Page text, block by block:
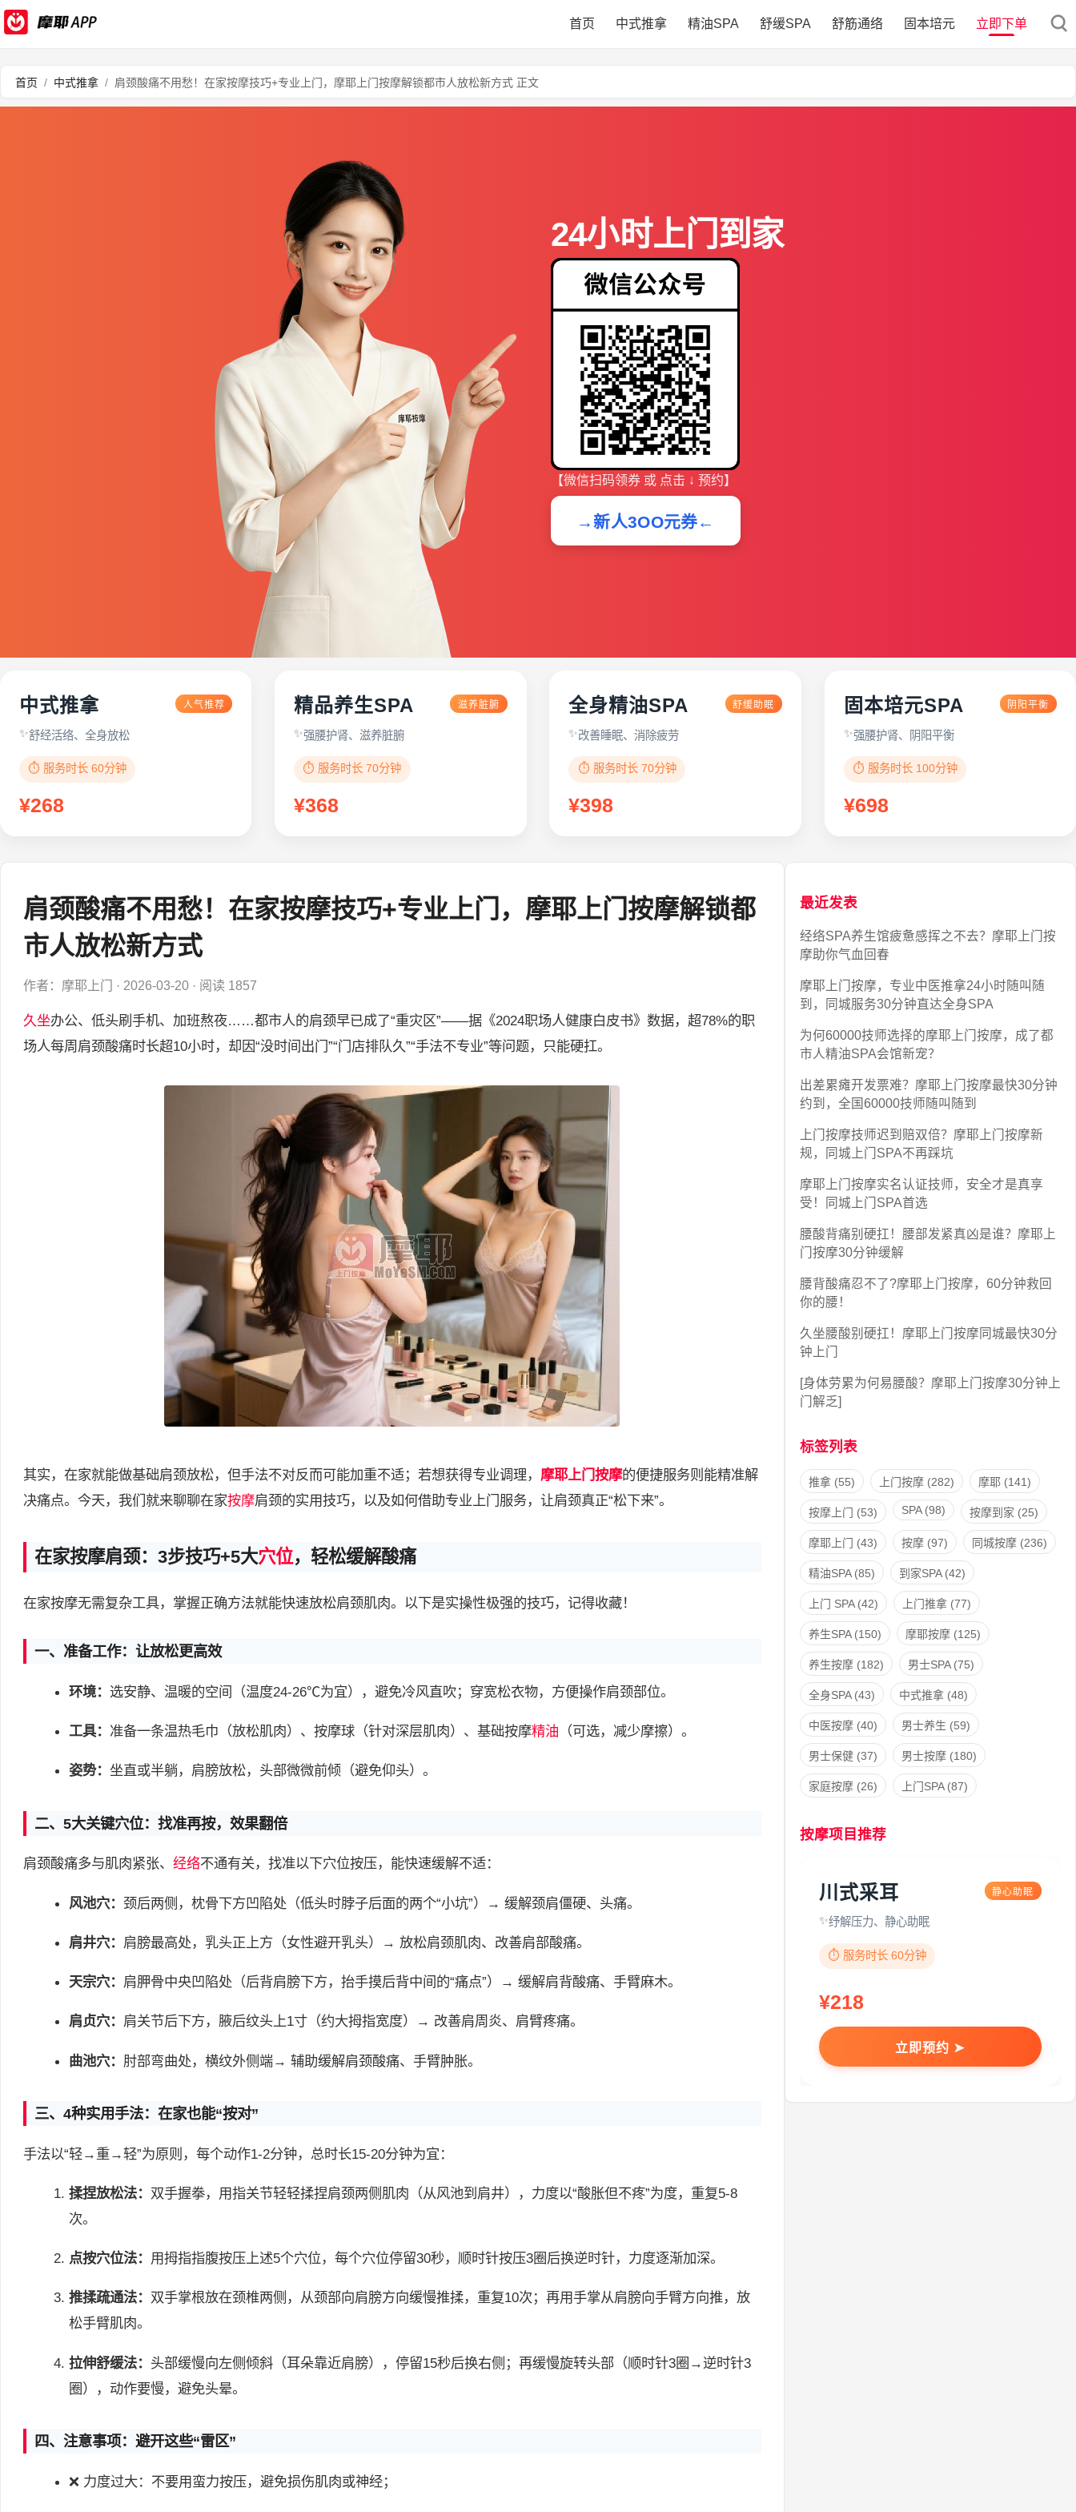
首页 中式推拿 精油SPA 舒缓SPA 舒筋通络 固本培元 立即下单
首页 / 中式推拿 / 肩颈酸痛不用愁！在家按摩技巧+专业上门，摩耶上门按摩解锁都市人放松新方式 正文
24小时上门到家
【微信扫码领券 或 点击 ↓ 预约】
→新人3OO元券←
中式推拿 人气推荐
舒经活络、全身放松
⏱️ 服务时长 60分钟
¥268
精品养生SPA 滋养脏腑
强腰护肾、滋养脏腑
⏱️ 服务时长 70分钟
¥368
全身精油SPA 舒缓助眠
改善睡眠、消除疲劳
⏱️ 服务时长 70分钟
¥398
固本培元SPA 阴阳平衡
强腰护肾、阴阳平衡
⏱️ 服务时长 100分钟
¥698
肩颈酸痛不用愁！在家按摩技巧+专业上门，摩耶上门按摩解锁都
市人放松新方式
作者：摩耶上门 · 2026-03-20 · 阅读 1857
久坐办公、低头刷手机、加班熬夜……都市人的肩颈早已成了“重灾区”——据《2024职场人健康白皮书》数据，超78%的职
场人每周肩颈酸痛时长超10小时，却因“没时间出门”“门店排队久”“手法不专业”等问题，只能硬扛。
其实，在家就能做基础肩颈放松，但手法不对反而可能加重不适；若想获得专业调理， 摩耶 上门按摩的便捷服务则能精准解
决痛点。今天，我们就来聊聊在家按摩肩颈的实用技巧，以及如何借助专业上门服务，让肩颈真正“松下来”。
在家按摩肩颈：3步技巧+5大穴位，轻松缓解酸痛
在家按摩无需复杂工具，掌握正确方法就能快速放松肩颈肌肉。以下是实操性极强的技巧，记得收藏！
一、准备工作：让放松更高效
环境： 选安静、温暖的空间（温度24-26℃为宜），避免冷风直吹；穿宽松衣物，方便操作肩颈部位。
工具： 准备一条温热毛巾（放松肌肉）、按摩球（针对深层肌肉）、基础按摩精油 （可选，减少摩擦）。
姿势：坐直或半躺，肩膀放松，头部微微前倾（避免仰头）。
二、5大关键穴位：找准再按，效果翻倍
肩颈酸痛多与肌肉紧张、 经络不通有关，找准以下穴位按压，能快速缓解不适：
风池穴： 颈后两侧，枕骨下方凹陷处（低头时脖子后面的两个“小坑”）→ 缓解颈肩僵硬、头痛。
肩井穴： 肩膀最高处，乳头正上方（女性避开乳头）→ 放松肩颈肌肉、改善肩部酸痛。
天宗穴： 肩胛骨中央凹陷处（后背肩膀下方，抬手摸后背中间的“痛点”）→ 缓解肩背酸痛、手臂麻木。
肩贞穴： 肩关节后下方，腋后纹头上1寸（约大拇指宽度）→ 改善肩周炎、肩臂疼痛。
曲池穴： 肘部弯曲处，横纹外侧端→ 辅助缓解肩颈酸痛、手臂肿胀。
三、4种实用手法：在家也能“按对”
手法以“轻→重→轻”为原则，每个动作1-2分钟，总时长15-20分钟为宜：
揉捏放松法： 双手握拳，用指关节轻轻揉捏肩颈两侧肌肉（从风池到肩井），力度以“酸胀但不疼”为度，重复5-8
次。
点按穴位法： 用拇指指腹按压上述5个穴位，每个穴位停留30秒，顺时针按压3圈后换逆时针，力度逐渐加深。
推揉疏通法： 双手掌根放在颈椎两侧，从颈部向肩膀方向缓慢推揉，重复10次；再用手掌从肩膀向手臂方向推，放
松手臂肌肉。
拉伸舒缓法： 头部缓慢向左侧倾斜（耳朵靠近肩膀），停留15秒后换右侧；再缓慢旋转头部（顺时针3圈→逆时针3
圈），动作要慢，避免头晕。
四、注意事项：避开这些“雷区”
❌ 力度过大：不要用蛮力按压，避免损伤肌肉或神经；
最近发表
经络SPA养生馆疲惫感挥之不去？摩耶上门按
摩助你气血回春
摩耶上门按摩，专业中医推拿24小时随叫随
到，同城服务30分钟直达全身SPA
为何60000技师选择的摩耶上门按摩，成了都
市人精油SPA会馆新宠？
出差累瘫开发票难？摩耶上门按摩最快30分钟
约到，全国60000技师随叫随到
上门按摩技师迟到赔双倍？摩耶上门按摩新
规，同城上门SPA不再踩坑
摩耶上门按摩实名认证技师，安全才是真享
受！同城上门SPA首选
腰酸背痛别硬扛！腰部发紧真凶是谁？摩耶上
门按摩30分钟缓解
腰背酸痛忍不了?摩耶上门按摩，60分钟救回
你的腰！
久坐腰酸别硬扛！摩耶上门按摩同城最快30分
钟上门
[身体劳累为何易腰酸？摩耶上门按摩30分钟上
门解乏]
标签列表
推拿(55) 上门按摩(282) 摩耶(141)
按摩上门 (53) SPA(98) 按摩到家 (25)
摩耶上门 (43) 按摩(97) 同城按摩(236)
精油SPA(85) 到家SPA(42)
上门 SPA(42) 上门推拿(77)
养生SPA(150) 摩耶按摩(125)
养生按摩(182) 男士SPA(75)
全身SPA(43) 中式推拿(48)
中医按摩(40) 男士养生 (59)
男士保健(37) 男士按摩(180)
家庭按摩(26) 上门SPA(87)
按摩项目推荐
川式采耳 静心助眠
纾解压力、静心助眠
⏱️ 服务时长 60分钟
¥218
立即预约 ➤